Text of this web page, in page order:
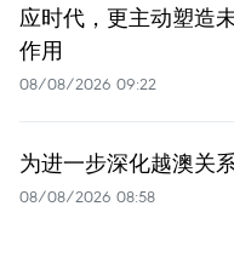
应时代，更主动塑造
作用
08/08/2026 09:22
为进一步深化越澳关
08/08/2026 08:58